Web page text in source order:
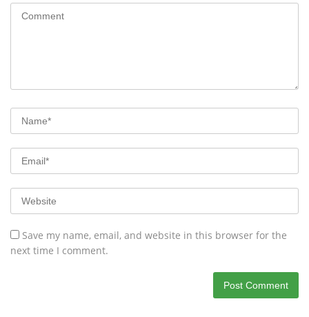
Save my name, email, and website in this browser for the
next time I comment.